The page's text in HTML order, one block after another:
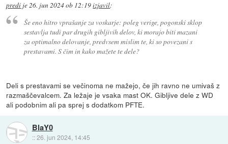
predi je26. jun 2024 ob 12:19izjavil:
Še eno hitro vprašanje za voskarje: poleg verige, pogonski sklop
sestavlja tudi par drugih gibljivih delov, ki morajo biti mazani
za optimalno delovanje, predvsem mislim te, ki so povezani s
prestavami. S čim in kako mažete te dele?
Deli s prestavami se večinoma ne mažejo, če jih ravno ne umivaš z
razmaščevalcem. Za ležaje je vsaka mast OK. Gibljive dele z WD
ali podobnim ali pa sprej s dodatkom PFTE.
BlaY0
::26. jun 2024, 14:45